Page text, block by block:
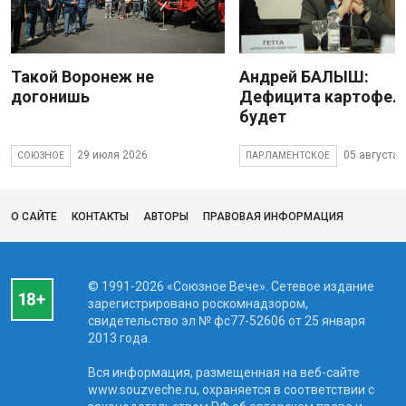
Такой Воронеж не
догонишь
СОЮЗНОЕ 29 июля 2026
Андрей БАЛЫШ:
Дефицита
будет
ПАРЛАМЕНТСКОЕ 05 августа
О САЙТЕ КОНТАКТЫ АВТОРЫ ПРАВОВАЯ ИНФОРМАЦИЯ
© 1991-2026 «Союзное Вече». Сетевое издание
зарегистрировано роскомнадзором,
свидетельство эл № фc77-52606 от 25 января
2013 года.
Вся информация, размещенная на веб-сайте
www.souzveche.ru, охраняется в соответствии с